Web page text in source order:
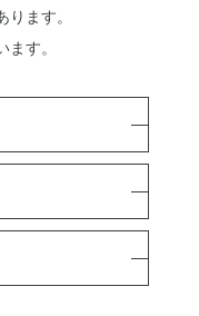
ます。
す。